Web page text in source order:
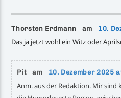
Thorsten Erdmann am 10.
Das ja jetzt wohl ein Witz oder
Pit am 10. Dezember 2025
Anm. aus der Redaktion. Mir